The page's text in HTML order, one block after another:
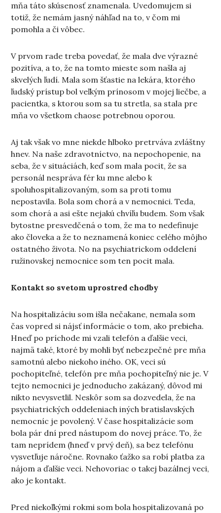
mňa táto skúsenosť znamenala. Uvedomujem si
totiž, že nemám jasný náhľad na to, v čom mi
pomohla a či vôbec.
V prvom rade treba povedať, že mala dve výrazné
pozitíva, a to, že na tomto mieste som našla aj
skvelých ľudí. Mala som šťastie na lekára, ktorého
ľudský prístup bol veľkým prínosom v mojej liečbe, a
pacientka, s ktorou som sa tu stretla, sa stala pre
mňa vo všetkom chaose potrebnou oporou.
Aj tak však vo mne niekde hlboko pretrváva zvláštny
hnev. Na naše zdravotníctvo, na nepochopenie, na
seba, že v situáciách, keď som mala pocit, že sa
personál nespráva fér ku mne alebo k
spoluhospitalizovaným, som sa proti tomu
nepostavila. Bola som chorá a v nemocnici. Teda,
som chorá a asi ešte nejakú chvíľu budem. Som však
bytostne presvedčená o tom, že ma to nedefinuje
ako človeka a že to neznamená koniec celého môjho
ostatného života. No na psychiatrickom oddelení
ružinovskej nemocnice som ten pocit mala.
Kontakt so svetom uprostred chodby
Na hospitalizáciu som išla nečakane, nemala som
čas vopred si nájsť informácie o tom, ako prebieha.
Hneď po príchode mi vzali telefón a ďalšie veci,
najmä také, ktoré by mohli byť nebezpečné pre mňa
samotnú alebo niekoho iného. OK, veci sú
pochopiteľné, telefón pre mňa pochopiteľný nie je. V
tejto nemocnici je jednoducho zakázaný, dôvod mi
nikto nevysvetlil. Neskôr som sa dozvedela, že na
psychiatrických oddeleniach iných bratislavských
nemocníc je povolený. V čase hospitalizácie som
bola pár dní pred nástupom do novej práce. To, že
tam neprídem (hneď v prvý deň), sa bez telefónu
vysvetľuje náročne. Rovnako ťažko sa robí platba za
nájom a ďalšie veci. Nehovoriac o takej bazálnej veci,
ako je kontakt.
Pred niekoľkými rokmi som bola hospitalizovaná po